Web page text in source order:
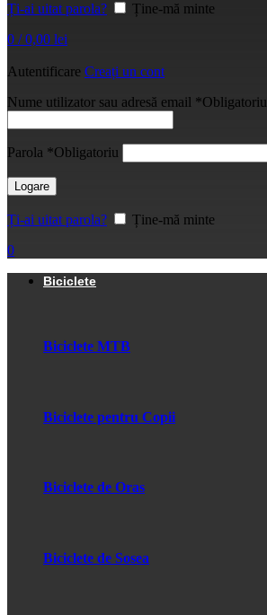
Ți-ai uitat parola?
Ține-mă minte
0 / 0,00 lei
Autentificare Creați un cont
Nume utilizator sau adresă email *Obligatoriu
Parola *Obligatoriu
Logare
Ți-ai uitat parola?
Ține-mă minte
0
Biciclete
Biciclete MTB
Biciclete pentru Copii
Biciclete de Oras
Biciclete de Sosea